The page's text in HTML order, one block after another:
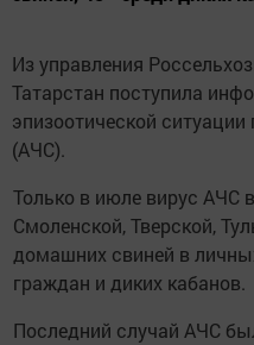
Из управления
Татарстан поступила
эпизоотической
(АЧС).
Только в июле вирус АЧС
Смоленской, Тверской,
домашних свиней в
граждан и диких кабанов.
Последний случай АЧС